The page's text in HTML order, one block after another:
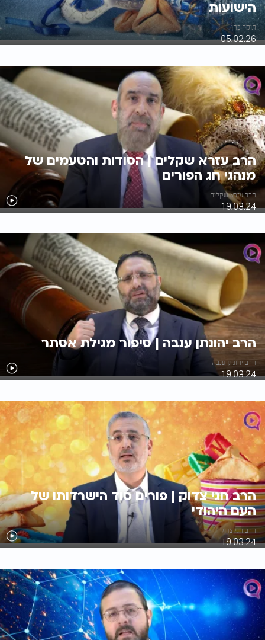
הישועות
תומר כהן
05.02.26
הרב עזרא שקלים | הסודות והטעמים של
מנהגי חג הפורים
הרב עזרא שקלים
19.03.24
הרב יהונתן ענבה | סיפור מגילת אסתר
הרב יהונתן ענבה
19.03.24
הרב חגי צדוק | פורים סוד הישרדותו של
העם היהודי
הרב חגי צדוק
19.03.24